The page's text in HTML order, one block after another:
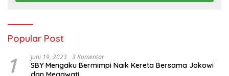
Popular Post
1 Juni 19, 2023 3 Komentar
SBY Mengaku Bermimpi Naik Kereta Bersama Jokowi